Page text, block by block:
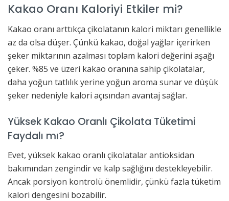
Kakao Oranı Kaloriyi Etkiler mi?
Kakao oranı arttıkça çikolatanın kalori miktarı genellikle
az da olsa düşer. Çünkü kakao, doğal yağlar içerirken
şeker miktarının azalması toplam kalori değerini aşağı
çeker. %85 ve üzeri kakao oranına sahip çikolatalar,
daha yoğun tatlılık yerine yoğun aroma sunar ve düşük
şeker nedeniyle kalori açısından avantaj sağlar.
Yüksek Kakao Oranlı Çikolata Tüketimi
Faydalı mı?
Evet, yüksek kakao oranlı çikolatalar antioksidan
bakımından zengindir ve kalp sağlığını destekleyebilir.
Ancak porsiyon kontrolü önemlidir, çünkü fazla tüketim
kalori dengesini bozabilir.